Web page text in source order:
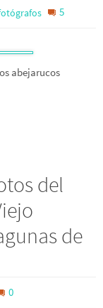
5
abejarucos
del
de
0